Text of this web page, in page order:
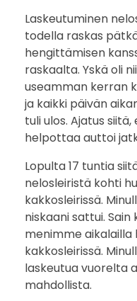
Laskeutuminen
todella raskas
hengittämisen
raskaalta. Yskä oli
useamman kerran
ja kaikki päivän
tuli ulos. Ajatus
helpottaa auttoi
Lopulta 17 tuntia
nelosleiristä kohti
kakkosleirissä.
niskaani sattui.
menimme aikalailla
kakkosleirissä.
laskeutua vuorelta
mahdollista.